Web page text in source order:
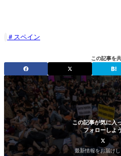
スペイン
この記事を
この記事が気に入
フォローしよ
最新情報をお届け